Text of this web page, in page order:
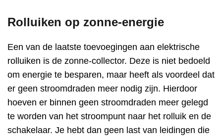
Rolluiken op zonne-energie
Een van de laatste toevoegingen aan elektrische
rolluiken is de zonne-collector. Deze is niet bedoeld
om energie te besparen, maar heeft als voordeel dat
er geen stroomdraden meer nodig zijn. Hierdoor
hoeven er binnen geen stroomdraden meer gelegd
te worden van het stroompunt naar het rolluik en de
schakelaar. Je hebt dan geen last van leidingen die